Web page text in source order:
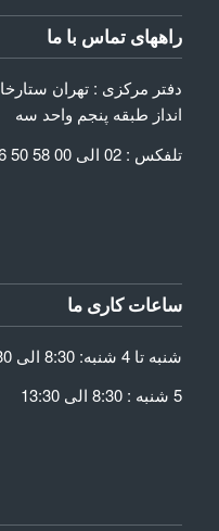
راههای تماس با ما
دفتر مرکزی : تهران
انداز طبقه پنجم واحد سه
تلفکس : 02 الی 00 58 50 66 info@hta-ir.com
ساعات کاری ما
شنبه تا 4 شنبه: 8:30 الی 17:30
5 شنبه : 8:30 الی 13:30